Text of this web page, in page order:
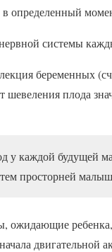
в определенный
системы
беременных
плода
у каждой будущей
просторней
ожидающие
двигательной